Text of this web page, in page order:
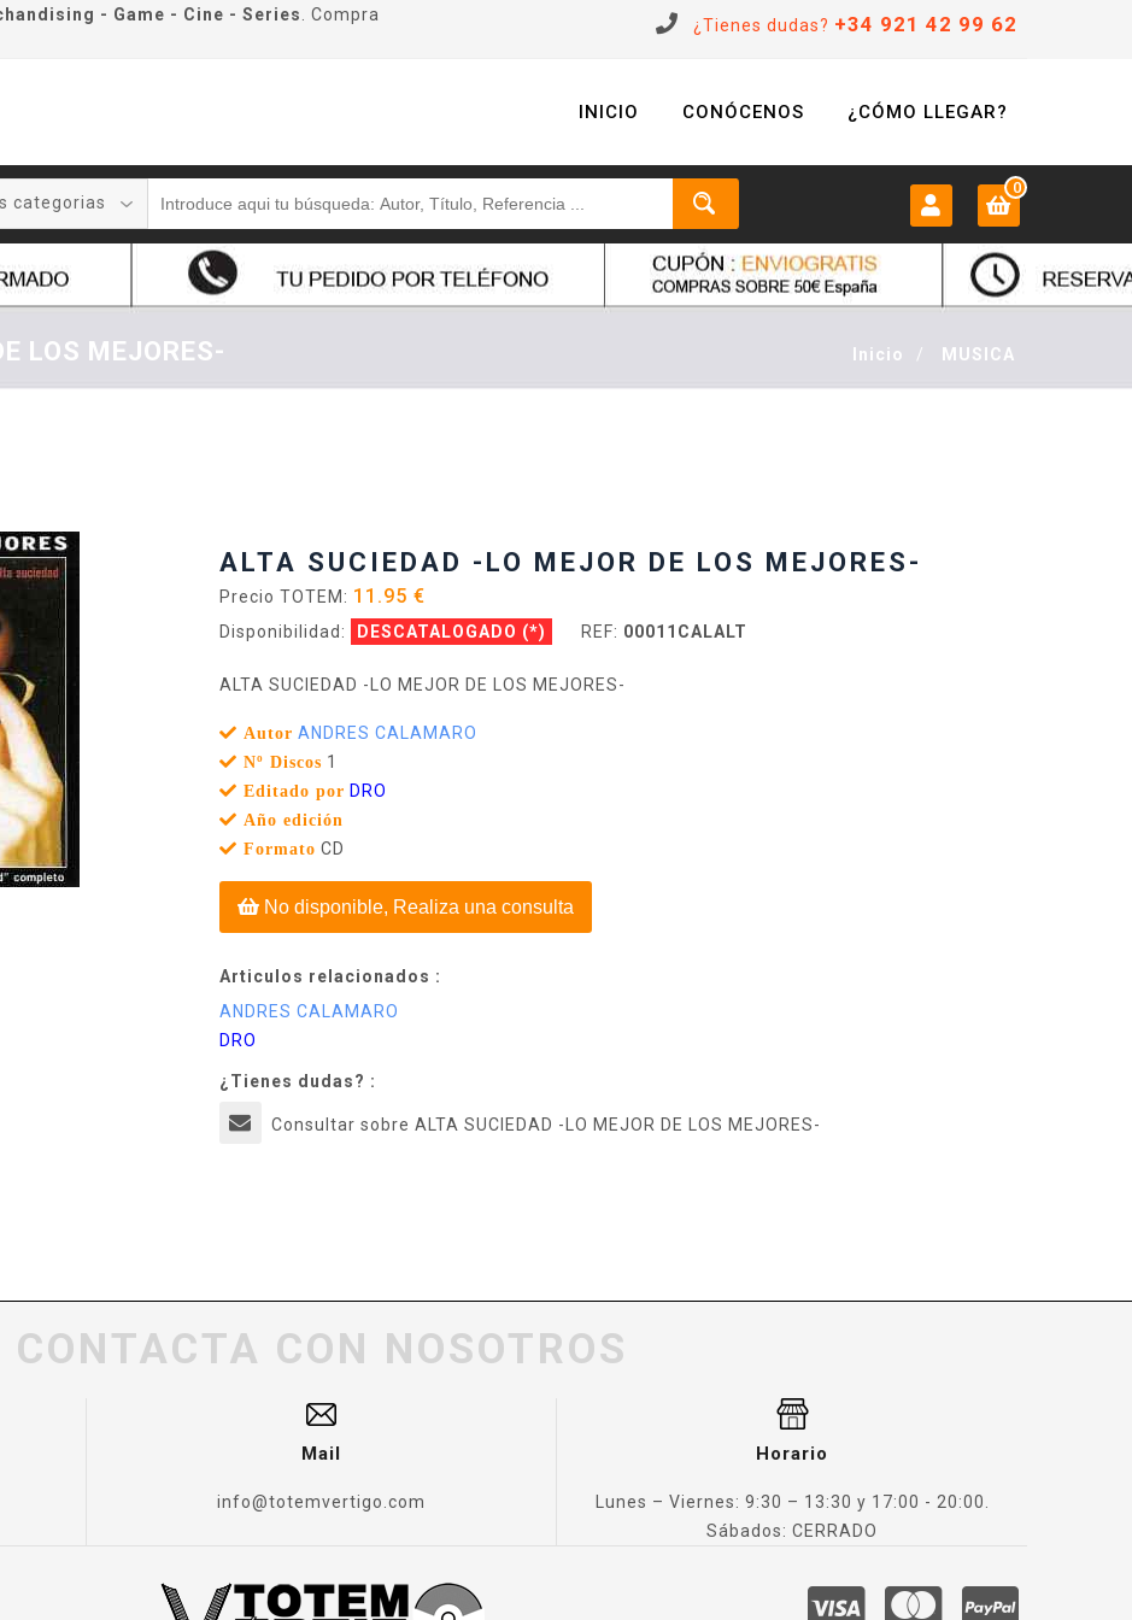
- Game - Cine - Series
. Compra
¿Tienes dudas? +34 921 42 99 62
INICIO CONÓCENOS ¿CÓMO LLEGAR?
categorias
MI CUENTA:
0
0 €
LOS MEJORES- Inicio / MUSICA
ALTA SUCIEDAD -LO MEJOR DE LOS MEJORES-
Precio TOTEM: 11.95 €
Disponibilidad: DESCATALOGADO (*) REF: 00011CALALT
ALTA SUCIEDAD -LO MEJOR DE LOS MEJORES-
Autor ANDRES CALAMARO
Nº Discos 1
Editado por DRO
Año edición
Formato CD
No disponible, Realiza una consulta
Articulos relacionados :
ANDRES CALAMARO
DRO
¿Tienes dudas? :
Consultar sobre ALTA SUCIEDAD -LO MEJOR DE LOS MEJORES-
CONTACTA CON NOSOTROS
Mail
info@totemvertigo.com
Horario
Lunes – Viernes: 9:30 – 13:30 y 17:00 - 20:00.
Sábados: CERRADO